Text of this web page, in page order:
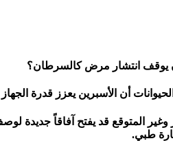
أن يوقف انتشار مرض كالسرطان؟
أن الأسبرين يعزز قدرة
وغير المتوقع قد يفتح آفاقاً
طبي.